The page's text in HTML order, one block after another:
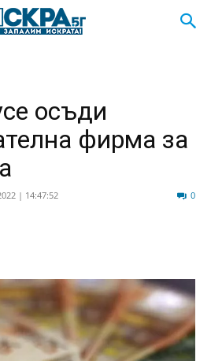
осъди
фирма за
| 14:47:52 0